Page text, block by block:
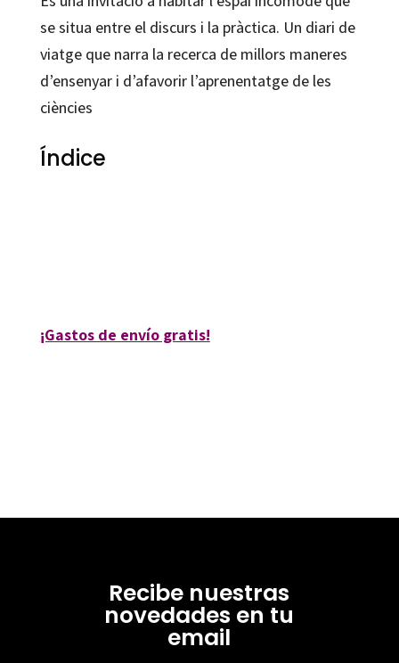
se situa entre el discurs i la pràctica. Un diari de
viatge que narra la recerca de millors maneres
d’ensenyar i d’afavorir l’aprenentatge de les
ciències
Índice
¡Gastos de envío gratis!
Recibe nuestras
novedades en tu
email